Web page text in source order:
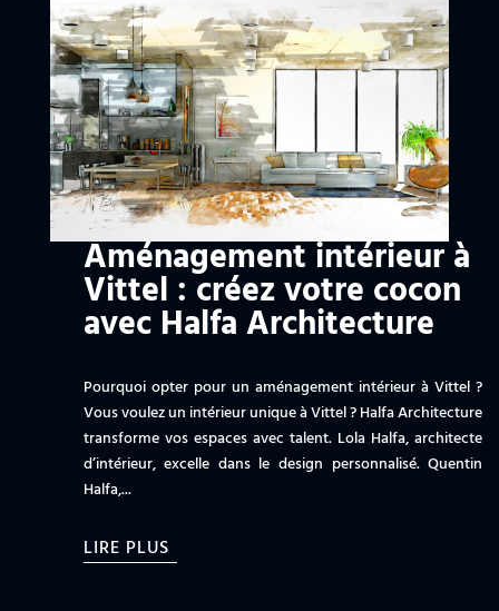
Aménagement intérieur à
Vittel : créez votre cocon
avec Halfa Architecture
Pourquoi opter pour un aménagement intérieur à Vittel ?
Vous voulez un intérieur unique à Vittel ? Halfa Architecture
transforme vos espaces avec talent. Lola Halfa, architecte
d’intérieur, excelle dans le design personnalisé. Quentin
Halfa,...
LIRE PLUS